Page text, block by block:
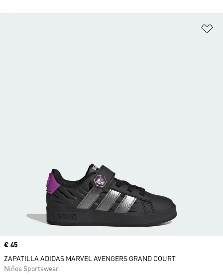
Precio
€ 45
ZAPATILLA ADIDAS MARVEL AVENGERS GRAND COURT
Niños Sportswear